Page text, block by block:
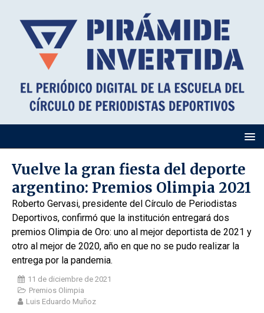
Vuelve la gran fiesta del deporte
argentino: Premios Olimpia 2021
Roberto Gervasi, presidente del Círculo de Periodistas
Deportivos, confirmó que la institución entregará dos
premios Olimpia de Oro: uno al mejor deportista de 2021 y
otro al mejor de 2020, año en que no se pudo realizar la
entrega por la pandemia.
11 de diciembre de 2021
Premios Olimpia
Luis Eduardo Muñoz